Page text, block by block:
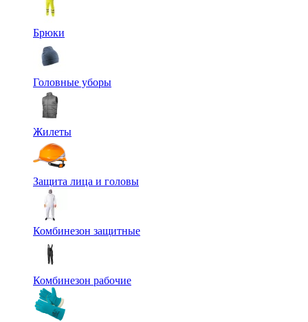
Брюки
Головные уборы
Жилеты
Защита лица и головы
Комбинезон защитные
Комбинезон рабочие